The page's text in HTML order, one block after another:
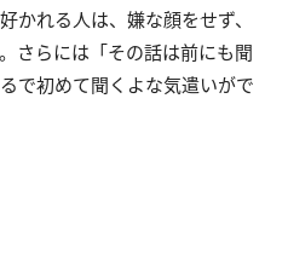
かれる人は、嫌な顔をせず、
さらには「その話は前にも聞
で初めて聞くよな気遣いがで